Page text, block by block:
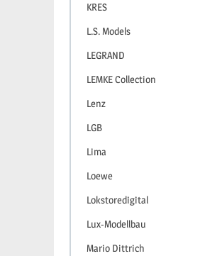
KRES
L.S. Models
LEGRAND
LEMKE Collection
Lenz
LGB
Lima
Loewe
Lokstoredigital
Lux-Modellbau
Mario Dittrich